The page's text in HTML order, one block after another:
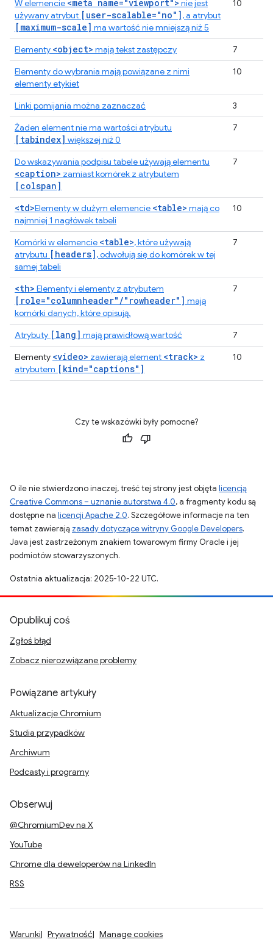
W elemencie <meta name="viewport"> nie jest
używany atrybut [user-scalable="no"], a atrybut
[maximum-scale] ma wartość nie mniejszą niż 5
10
Elementy <object> mają tekst zastępczy
7
Elementy do wybrania mają powiązane z nimi
elementy etykiet
10
Linki pomijania można zaznaczać
3
Żaden element nie ma wartości atrybutu
[tabindex] większej niż 0
7
Do wskazywania podpisu tabele używają elementu
<caption> zamiast komórek z atrybutem
[colspan]
7
<td>Elementy w dużym elemencie <table> mają co
najmniej 1 nagłówek tabeli
10
Komórki w elemencie <table>, które używają
atrybutu [headers], odwołują się do komórek w tej
samej tabeli
7
<th> Elementy i elementy z atrybutem
[role="columnheader"/"rowheader"] mają
komórki danych, które opisują.
7
Atrybuty [lang] mają prawidłową wartość
7
Elementy <video> zawierają element <track> z
atrybutem [kind="captions"]
10
Czy te wskazówki były pomocne?
O ile nie stwierdzono inaczej, treść tej strony jest objęta licencją
Creative Commons – uznanie autorstwa 4.0, a fragmenty kodu są
dostępne na licencji Apache 2.0. Szczegółowe informacje na ten
temat zawierają zasady dotyczące witryny Google Developers.
Java jest zastrzeżonym znakiem towarowym firmy Oracle i jej
podmiotów stowarzyszonych.
Ostatnia aktualizacja: 2025-10-22 UTC.
Opublikuj coś
Zgłoś błąd
Zobacz nierozwiązane problemy
Powiązane artykuły
Aktualizacje Chromium
Studia przypadków
Archiwum
Podcasty i programy
Obserwuj
@ChromiumDev na X
YouTube
Chrome dla deweloperów na LinkedIn
RSS
Warunki Prywatność Manage cookies